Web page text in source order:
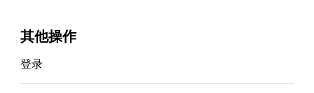
其他操作
登录